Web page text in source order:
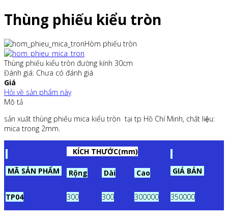
Thùng phiếu kiểu tròn
Hòm phiếu tròn
Thùng phiếu kiểu tròn đường kính 30cm
Đánh giá: Chưa có đánh giá
Giá
Hỏi về sản phẩm này
Mô tả
sản xuất thùng phiếu mica kiểu tròn tại tp Hồ Chí Minh, chất liệu:
mica trong 2mm.
MÃ SẢN PHẨM
KÍCH THƯỚC(mm)
GIÁ BÁN
Rộng Dài Cao
TP04 300 300 300000 350000